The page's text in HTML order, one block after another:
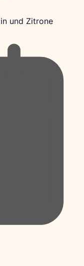
und Zitrone